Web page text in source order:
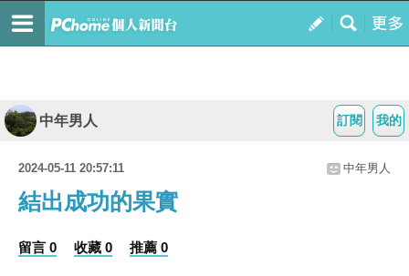
我的
訂閱
中年男人
2024-05-11 20:57:11 中年男人
結出成功的果實
留言 0 收藏 0 推薦 0